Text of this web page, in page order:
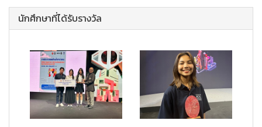
นักศึกษาที่ได้รับรางวัล